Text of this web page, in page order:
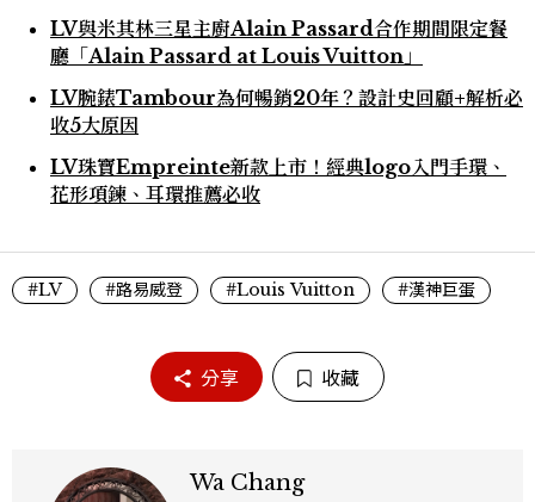
LV與米其林三星主廚Alain Passard合作期間限定餐
廳「Alain Passard at Louis Vuitton」
LV腕錶Tambour為何暢銷20年？設計史回顧+解析必
收5大原因
LV珠寶Empreinte新款上市！經典logo入門手環、
花形項鍊、耳環推薦必收
#LV #路易威登 #Louis Vuitton #漢神巨蛋
分享 收藏
Wa Chang